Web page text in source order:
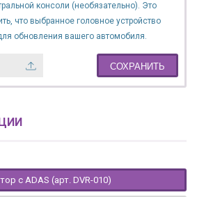
консоли (необязательно). Это
что выбранное головное устройство
обновления вашего автомобиля.
СОХРАНИТЬ
с ADAS (арт. DVR-010)